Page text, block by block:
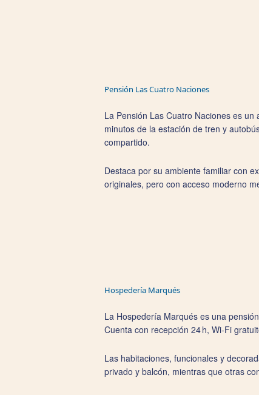
Pensión Las Cuatro Naciones
La Pensión Las Cuatro Naciones es
minutos de la estación de tren y
compartido.
Destaca por su ambiente familiar con
originales, pero con acceso moderno
Hospedería Marqués
La Hospedería Marqués es una
Cuenta con recepción 24 h, Wi‑Fi
Las habitaciones, funcionales y
privado y balcón, mientras que otras